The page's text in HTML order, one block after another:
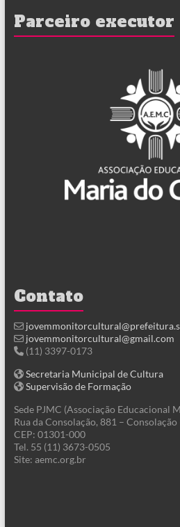
Parceiro executor
Contato
jovemmonitorcultural@gmail.com
(11) 3397-0173
Secretaria Municipal de Cultura
Supervisão de Formação
Sede PJMC (Associação Educacional
Rua da Consolação, 881 – Consolação
CEP: 01301-000
Tel. 55 (11) 3673-0505
Site: aemc.org.br